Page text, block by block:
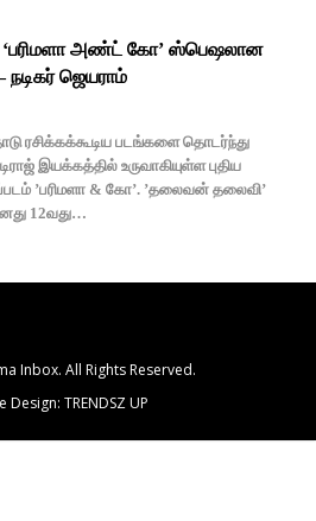
‘பரிமளா அண்ட் கோ’ ஸ்பெஷலான
ஜெயராம்
ரசிக்கக்கூடிய படங்களை தொடர்ந்து
இயக்கத்தில் உருவாகியுள்ள புதிய
’பரிமளா & கோ’. ’தலைவன் தலைவி’
12வது…
Inbox. All Rights Reserved.
Design: TRENDSZ UP